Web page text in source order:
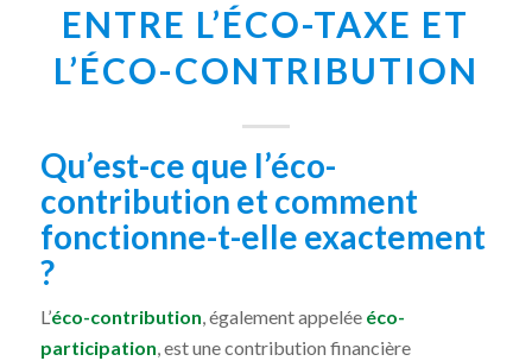
ENTRE L’ÉCO-TAXE ET
L’ÉCO-CONTRIBUTION
Qu’est-ce que l’éco-
contribution et comment
fonctionne-t-elle exactement
?
L’éco-contribution , également appelée éco-
participation , est une contribution financière